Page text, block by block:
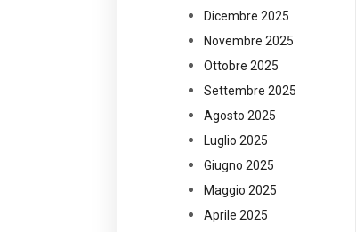
Dicembre 2025
Novembre 2025
Ottobre 2025
Settembre 2025
Agosto 2025
Luglio 2025
Giugno 2025
Maggio 2025
Aprile 2025